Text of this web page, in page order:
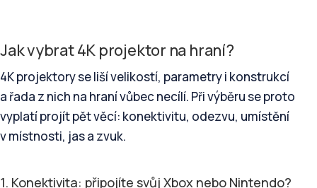
Jak vybrat 4K projektor na hraní?
4K projektory se liší velikostí, parametry i konstrukcí
a řada z nich na hraní vůbec necílí. Při výběru se proto
vyplatí projít pět věcí: konektivitu, odezvu, umístění
v místnosti, jas a zvuk.
1. Konektivita: připojíte svůj Xbox nebo Nintendo?